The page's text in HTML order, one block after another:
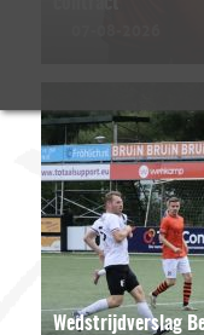
Wedstrijdverslag